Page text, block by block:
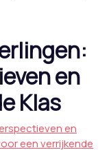
en
Klas
en
een verrijkende